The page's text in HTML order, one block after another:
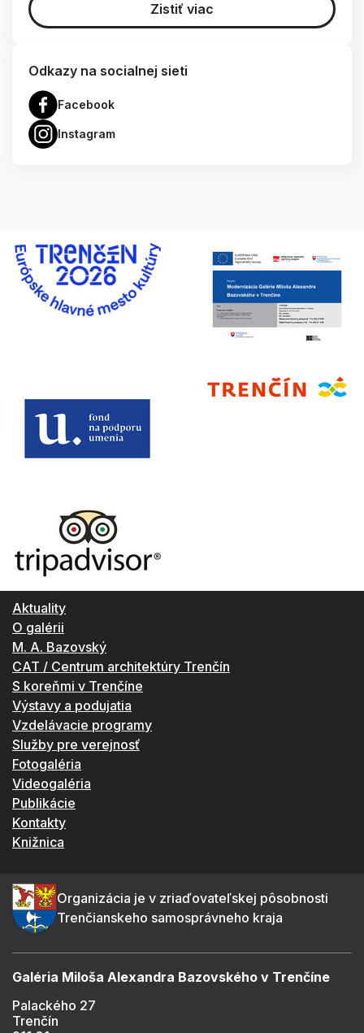
Zistiť viac
Odkazy na socialnej sieti
Facebook
Instagram
Aktuality
O galérii
M. A. Bazovský
CAT / Centrum architektúry Trenčín
S koreňmi v Trenčíne
Výstavy a podujatia
Vzdelávacie programy
Služby pre verejnosť
Fotogaléria
Videogaléria
Publikácie
Kontakty
Knižnica
Organizácia je v zriaďovateľskej pôsobnosti
Trenčianskeho samosprávneho kraja
Galéria Miloša Alexandra Bazovského v Trenčíne
Palackého 27
Trenčín